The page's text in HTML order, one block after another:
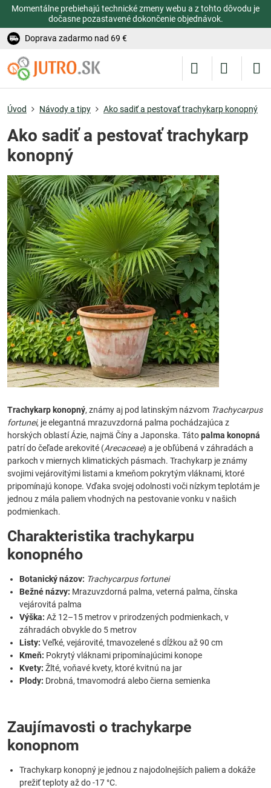
Momentálne prebiehajú technické zmeny webu a z tohto dôvodu je
dočasne pozastavené dokončenie objednávok.
Doprava zadarmo nad 69 €
Úvod Návody a tipy Ako sadiť a pestovať trachykarp konopný
Ako sadiť a pestovať trachykarp
konopný
Trachykarp konopný, známy aj pod latinským názvom Trachycarpus
fortunei, je elegantná mrazuvzdorná palma pochádzajúca z
horských oblastí Ázie, najmä Číny a Japonska. Tátopalma konopná
patrí do čeľade arekovité (Arecaceae) a je obľúbená v záhradách a
parkoch v miernych klimatických pásmach. Trachykarp je známy
svojimi vejárovitými listami a kmeňom pokrytým vláknami, ktoré
pripomínajú konope. Vďaka svojej odolnosti voči nízkym teplotám je
jednou z mála paliem vhodných na pestovanie vonku v našich
podmienkach.
Charakteristika trachykarpu
konopného
Botanický názov: Trachycarpus fortunei
Bežné názvy: Mrazuvzdorná palma, veterná palma, čínska
vejárovitá palma
Výška: Až 12–15 metrov v prirodzených podmienkach, v
záhradách obvykle do 5 metrov
Listy: Veľké, vejárovité, tmavozelené s dĺžkou až 90 cm
Kmeň: Pokrytý vláknami pripomínajúcimi konope
Kvety: Žlté, voňavé kvety, ktoré kvitnú na jar
Plody: Drobná, tmavomodrá alebo čierna semienka
Zaujímavosti o trachykarpe
konopnom
Trachykarp konopný je jednou z najodolnejších paliem a dokáže
prežiť teploty až do -17 °C.